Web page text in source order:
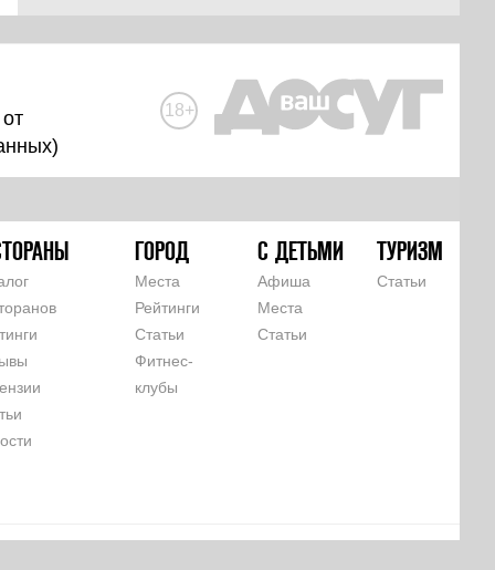
)
18+
ГОРОД
Места
Рейтинги
Статьи
Фитнес-
клубы
С ДЕТЬМИ
Афиша
Места
Статьи
ТУРИЗМ
Статьи